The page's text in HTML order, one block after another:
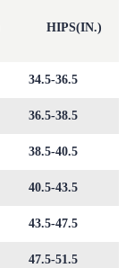
HIPS(IN.)
34.5-36.5
36.5-38.5
38.5-40.5
40.5-43.5
43.5-47.5
47.5-51.5